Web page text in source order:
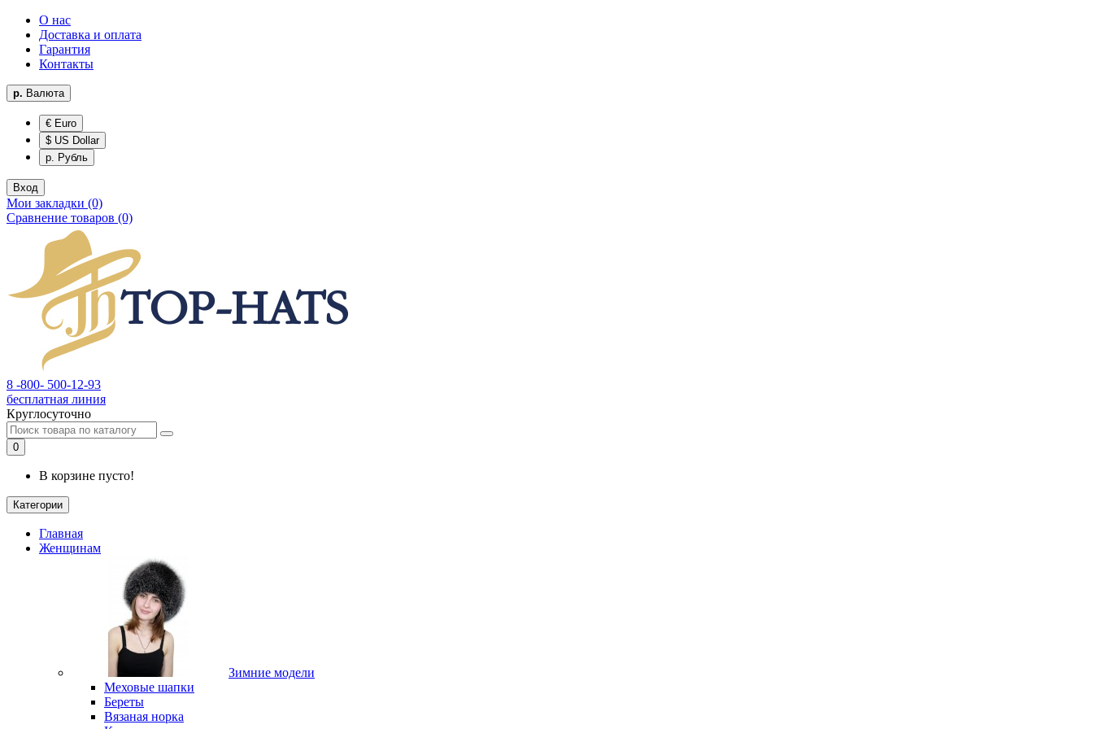
О нас
Доставка и оплата
Гарантия
Контакты
р. Валюта
€ Euro
$ US Dollar
р. Рубль
Вход
Мои закладки (0)
Сравнение товаров (0)
8 -800- 500-12-93
бесплатная линия
Круглосуточно
0
В корзине пусто!
Категории
Главная
Женщинам
Зимние модели
Меховые шапки
Береты
Вязаная норка